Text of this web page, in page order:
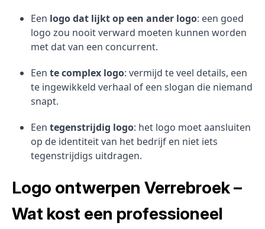
Een logo dat lijkt op een ander logo: een goed
logo zou nooit verward moeten kunnen worden
met dat van een concurrent.
Een te complex logo: vermijd te veel details, een
te ingewikkeld verhaal of een slogan die niemand
snapt.
Een tegenstrijdig logo: het logo moet aansluiten
op de identiteit van het bedrijf en niet iets
tegenstrijdigs uitdragen.
Logo ontwerpen Verrebroek –
Wat kost een professioneel